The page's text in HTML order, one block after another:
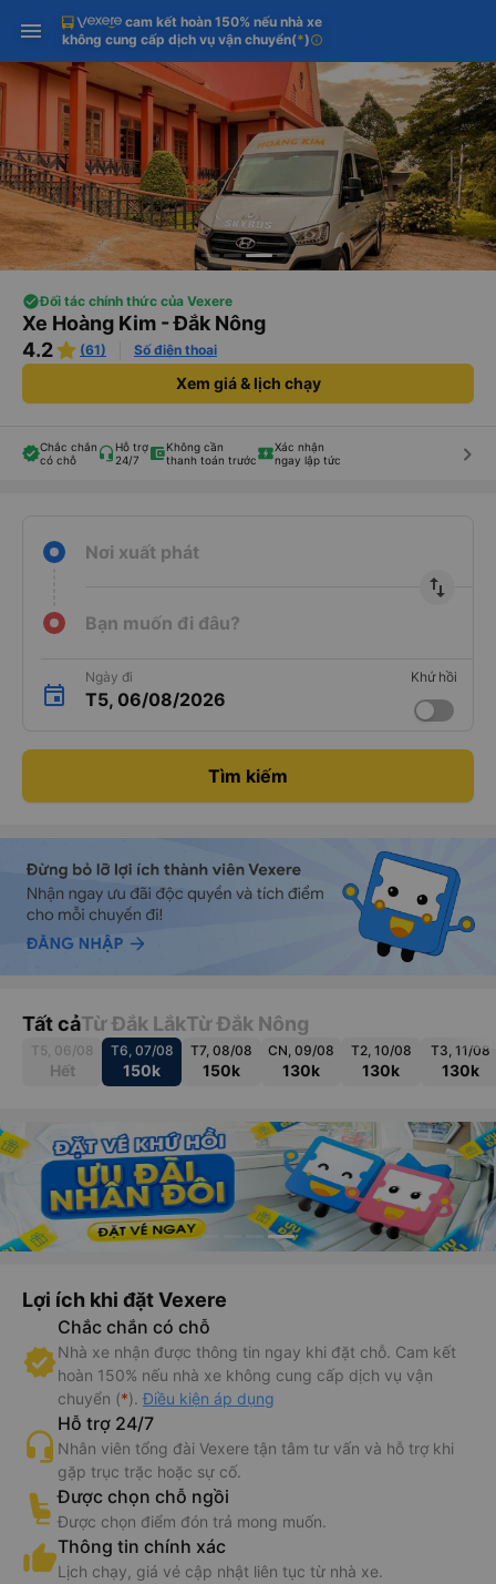
Tải app Vexere ngay!
Nhận ưu đãi thành viên độc
quyền
Tải app Vexere
-30k/ghế khi đặt vé máy bay qua
app
cam kết hoàn 150% nếu nhà xe
không cung cấp dịch vụ vận chuyển(*)info
Đối tác chính thức của Vexere
Xe Hoàng Kim - Đắk Nông
4.2
(61) Số điện thoại
Xem giá & lịch chạy
Chắc chắn
có chỗ
Hỗ trợ
24/7
Không cần
thanh toán trước
Xác nhận
ngay lập tức
keyboard_arrow_right
Nơi xuất phát
import_export
Bạn muốn đi đâu?
Ngày đi
T5, 06/08/2026
Khứ hồi
Tìm kiếm
Tất cảTừ Đắk LắkTừ Đắk Nông
T5, 06/08
Hết
T6, 07/08
150k
T7, 08/08
150k
CN, 09/08
130k
T2, 10/08
130k
T3, 11/08
130k
Lợi ích khi đặt Vexere
Chắc chắn có chỗ
Nhà xe nhận được thông tin ngay khi đặt chỗ. Cam kết
hoàn 150% nếu nhà xe không cung cấp dịch vụ vận
chuyển (*). Điều kiện áp dụng
Hỗ trợ 24/7
Nhân viên tổng đài Vexere tận tâm tư vấn và hỗ trợ khi
gặp trục trặc hoặc sự cố.
Được chọn chỗ ngồi
Được chọn điểm đón trả mong muốn.
Thông tin chính xác
Lịch chạy, giá vé cập nhật liên tục từ nhà xe.